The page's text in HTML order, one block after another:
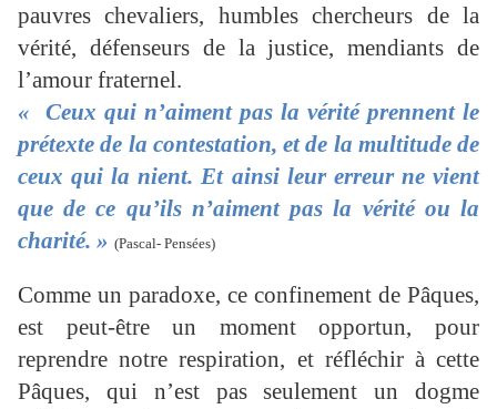
pauvres chevaliers, humbles chercheurs de la
vérité, défenseurs de la justice, mendiants de
l’amour fraternel.
« Ceux qui n’aiment pas la vérité prennent le
prétexte de la contestation, et de la multitude de
ceux qui la nient. Et ainsi leur erreur ne vient
que de ce qu’ils n’aiment pas la vérité ou la
charité. » (Pascal- Pensées)
Comme un paradoxe, ce confinement de Pâques,
est peut-être un moment opportun, pour
reprendre notre respiration, et réfléchir à cette
Pâques, qui n’est pas seulement un dogme